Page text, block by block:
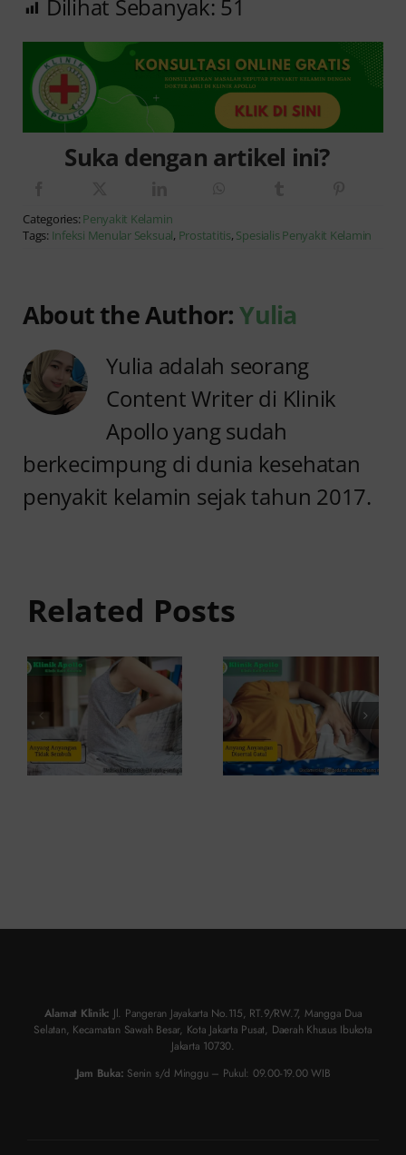
Dilihat Sebanyak: 51
Suka dengan artikel ini?
Categories: Penyakit Kelamin
Tags: Infeksi Menular Seksual, Prostatitis, Spesialis Penyakit Kelamin
About the Author:Yulia
Yulia adalah seorang
Content Writer di Klinik
Apollo yang sudah
berkecimpung di dunia kesehatan
penyakit kelamin sejak tahun 2017.
Related Posts
Anyang
Sembuh?
Ini
Penyebab
dan
Solusinya
Gatal dan
Solusinya
Alamat Klinik: Jl. Pangeran Jayakarta No.115, RT.9/RW.7, Mangga Dua
Selatan, Kecamatan Sawah Besar, Kota Jakarta Pusat, Daerah Khusus Ibukota
Jakarta 10730.
Jam Buka: Senin s/d Minggu – Pukul: 09.00-19.00 WIB